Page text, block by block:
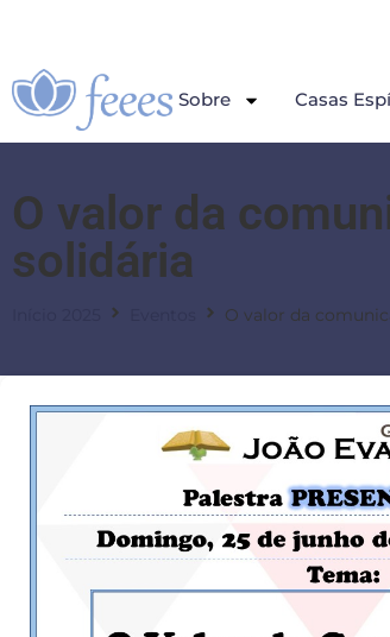
Sobre Casas
O valor da
solidária
O valor da